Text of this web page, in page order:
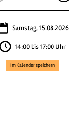
Samstag, 15.08.2026
14:00 bis 17:00 Uhr
Im Kalender speichern